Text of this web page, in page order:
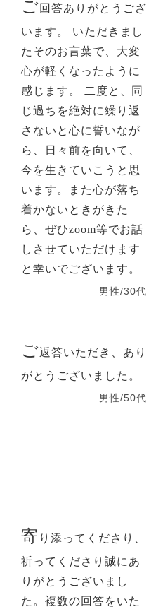
ご回答ありがとうござ
います。 いただきまし
たそのお言葉で、大変
心が軽くなったように
感じます。 二度と、同
じ過ちを絶対に繰り返
さないと心に誓いなが
ら、日々前を向いて、
今を生きていこうと思
います。また心が落ち
着かないときがきた
ら、ぜひzoom等でお話
しさせていただけます
と幸いでございます。
男性/30代
ご返答いただき、あり
がとうございました。
男性/50代
寄 り添ってくださり、
祈ってくださり誠にあ
りがとうございまし
た。複数の回答をいた